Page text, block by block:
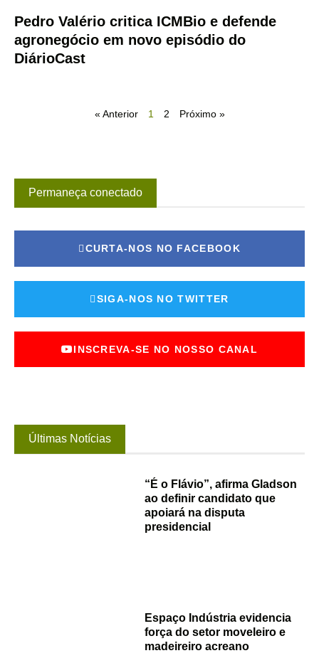
Pedro Valério critica ICMBio e defende
agronegócio em novo episódio do
DiárioCast
« Anterior 1 2 Próximo »
Permaneça conectado
CURTA-NOS NO FACEBOOK
SIGA-NOS NO TWITTER
INSCREVA-SE NO NOSSO CANAL
Últimas Notícias
“É o Flávio”, afirma Gladson
ao definir candidato que
apoiará na disputa
presidencial
Espaço Indústria evidencia
força do setor moveleiro e
madeireiro acreano